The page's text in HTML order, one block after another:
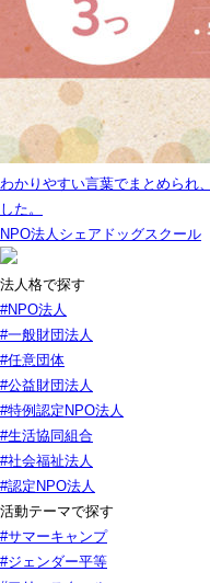
わかりやすい言葉でまとめられ
した。
NPO法人シェアドッグスクール
法人格で探す
#NPO法人
#一般財団法人
#任意団体
#公益財団法人
#特例認定NPO法人
#生活協同組合
#社会福祉法人
#認定NPO法人
活動テーマで探す
#サマーキャンプ
#ジェンダー平等